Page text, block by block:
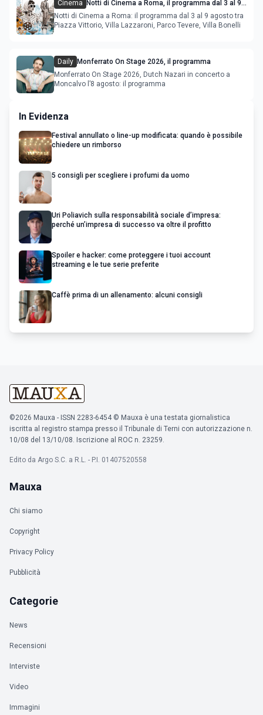
Cinema Notti di Cinema a Roma, il programma dal 3 al 9
Notti di Cinema a Roma: il programma dal 3 al 9 agosto tra
Piazza Vittorio, Villa Lazzaroni, Parco Tevere, Villa Bonelli
Daily Monferrato On Stage 2026, il programma
Monferrato On Stage 2026, Dutch Nazari in concerto a
Moncalvo l’8 agosto: il programma
In Evidenza
Festival annullato o line-up modificata: quando è possibile
chiedere un rimborso
5 consigli per scegliere i profumi da uomo
Uri Poliavich sulla responsabilità sociale d’impresa:
perché un’impresa di successo va oltre il profitto
Spoiler e hacker: come proteggere i tuoi account
streaming e le tue serie preferite
Caffè prima di un allenamento: alcuni consigli
©2026 Mauxa - ISSN 2283-6454 © Mauxa è una testata giornalistica
iscritta al registro stampa presso il Tribunale di Terni con autorizzazione n.
10/08 del 13/10/08. Iscrizione al ROC n. 23259.
Edito da Argo S.C. a R.L. - P.I. 01407520558
Mauxa
Chi siamo
Copyright
Privacy Policy
Pubblicità
Categorie
News
Recensioni
Interviste
Video
Immagini